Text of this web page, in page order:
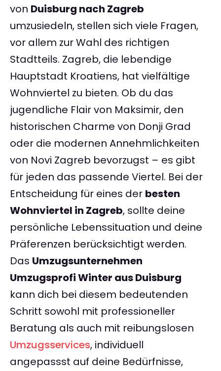
von Duisburg nach Zagreb
umzusiedeln, stellen sich viele Fragen,
vor allem zur Wahl des richtigen
Stadtteils. Zagreb, die lebendige
Hauptstadt Kroatiens, hat vielfältige
Wohnviertel zu bieten. Ob du das
jugendliche Flair von Maksimir, den
historischen Charme von Donji Grad
oder die modernen Annehmlichkeiten
von Novi Zagreb bevorzugst – es gibt
für jeden das passende Viertel. Bei der
Entscheidung für eines der besten
Wohnviertel in Zagreb, sollte deine
persönliche Lebenssituation und deine
Präferenzen berücksichtigt werden.
Das Umzugsunternehmen
Umzugsprofi Winter aus Duisburg
kann dich bei diesem bedeutenden
Schritt sowohl mit professioneller
Beratung als auch mit reibungslosen
Umzugsservices, individuell
angepassst auf deine Bedürfnisse,